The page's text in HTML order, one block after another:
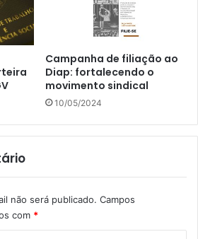
Campanha de filiação ao
Diap: fortalecendo o
movimento sindical
10/05/2024
não será publicado. Campos
com *